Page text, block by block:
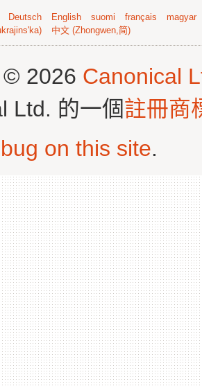
Deutsch English suomi français
magyar
中文 (Zhongwen,简)
© 2026 Canonical
Ltd. 的一個註冊商
on this site.